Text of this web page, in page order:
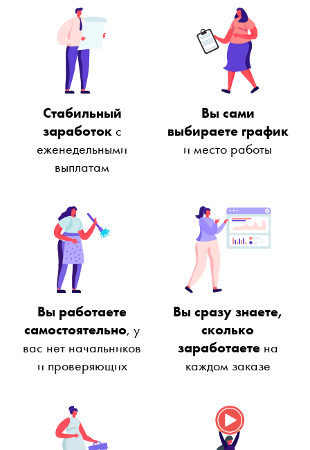
Стабильный
заработокс
еженедельными
выплатам
Вы сами
выбираете график
и место работы
Вы работаете
самостоятельно, у
вас нет начальников
и проверяющих
Вы сразу знаете,
сколько
заработаетена
каждом заказе